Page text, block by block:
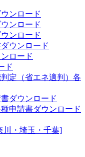
ンロード
ンロード
ンロード
ウンロード
ロード
ド
定（省エネ適判） 各
ダウンロード
申請書ダウンロード
川・埼玉・千葉]